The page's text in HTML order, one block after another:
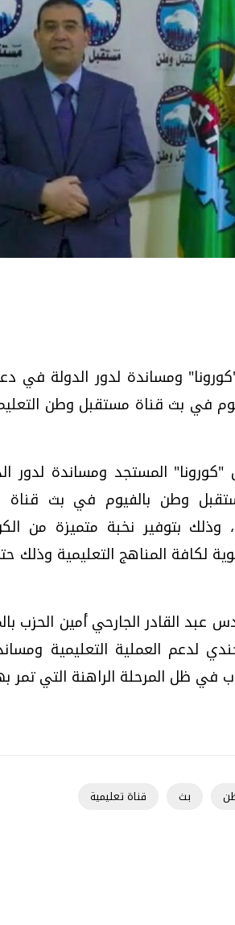
ومساندة لدور الدولة في
"كورونا" المستجد ومساندة لدور
"مستقبل وطن بالفيوم في بث
بتوفير نخبة متميزة من
لكافة المناهج التعليمية وذلك
عبد القادر الجارحي أمين الحزب
لدعم العملية التعليمية
في ظل المرحلة الراهنة التي تمر
بث قناة تعليمية
دليلك للتنسيق
وإجابات
تقنيات واعدة